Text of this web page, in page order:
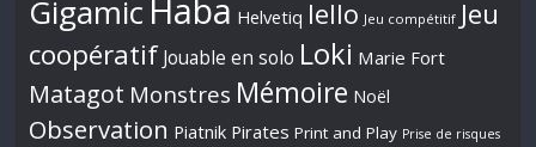
Gigamic Haba Helvetiq Iello Jeu compétitif Jeu
coopératif Jouable en solo Loki Marie Fort
Matagot Monstres Mémoire Noël
Observation Piatnik Pirates Print and Play Prise de risques